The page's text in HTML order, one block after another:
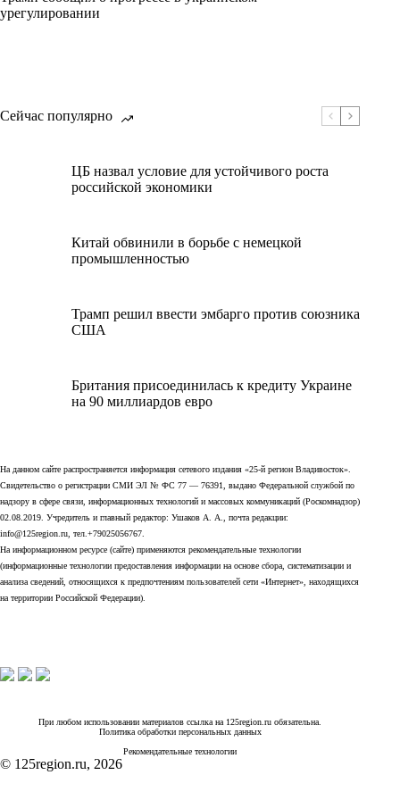
урегулировании
Сейчас популярно
ЦБ назвал условие для устойчивого роста
российской экономики
Китай обвинили в борьбе с немецкой
промышленностью
Трамп решил ввести эмбарго против союзника
США
Британия присоединилась к кредиту Украине
на 90 миллиардов евро
На данном сайте распространяется информация сетевого издания «25-й регион Владивосток».
Свидетельство о регистрации СМИ ЭЛ № ФС 77 — 76391, выдано Федеральной службой по
надзору в сфере связи, информационных технологий и массовых коммуникаций (Роскомнадзор)
02.08.2019. Учредитель и главный редактор: Ушаков А. А., почта редакции:
info@125region.ru, тел.+79025056767.
На информационном ресурсе (сайте) применяются рекомендательные технологии
(информационные технологии предоставления информации на основе сбора, систематизации и
анализа сведений, относящихся к предпочтениям пользователей сети «Интернет», находящихся
на территории Российской Федерации).
При любом использовании материалов ссылка на 125region.ru обязательна.
Политика обработки персональных данных
Рекомендательные технологии
© 125region.ru, 2026